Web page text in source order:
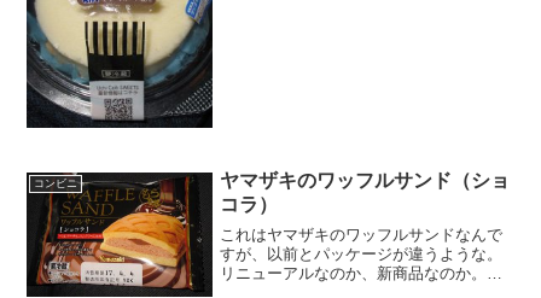
コンビニ
ヤマザキのワッフルサンド（ショ
コラ）
これはヤマザキのワッフルサンドなんで
すが、以前とパッケージが違うような。
リニューアルなのか、新商品なのか。な